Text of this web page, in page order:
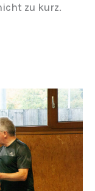
zu kurz.